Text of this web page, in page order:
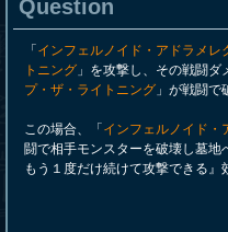
Question
「 インフェルノイド・アドラメレ
トニング 」を攻撃し、その戦闘ダ
プ・ザ・ライトニング 」が戦闘で
この場合、「 インフェルノイド・
闘で相手モンスターを破壊し墓
もう１度だけ続けて攻撃できる』